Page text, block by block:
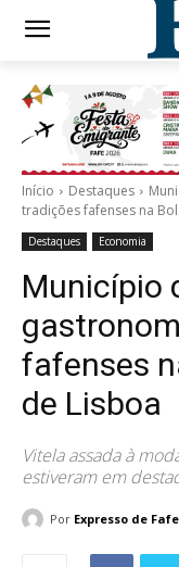
Início Destaques
tradições fafenses na
Destaques Economia
Município
fafenses
de Lisboa
Vitela assada à
estiveram em
Por Expresso de Fafe